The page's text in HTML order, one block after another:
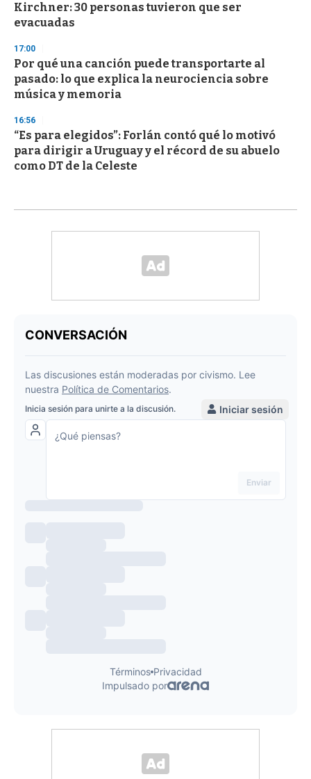
Kirchner: 30 personas tuvieron que ser
evacuadas
17:00
Por qué una canción puede transportarte al
pasado: lo que explica la neurociencia sobre
música y memoria
16:56
“Es para elegidos”: Forlán contó qué lo motivó
para dirigir a Uruguay y el récord de su abuelo
como DT de la Celeste